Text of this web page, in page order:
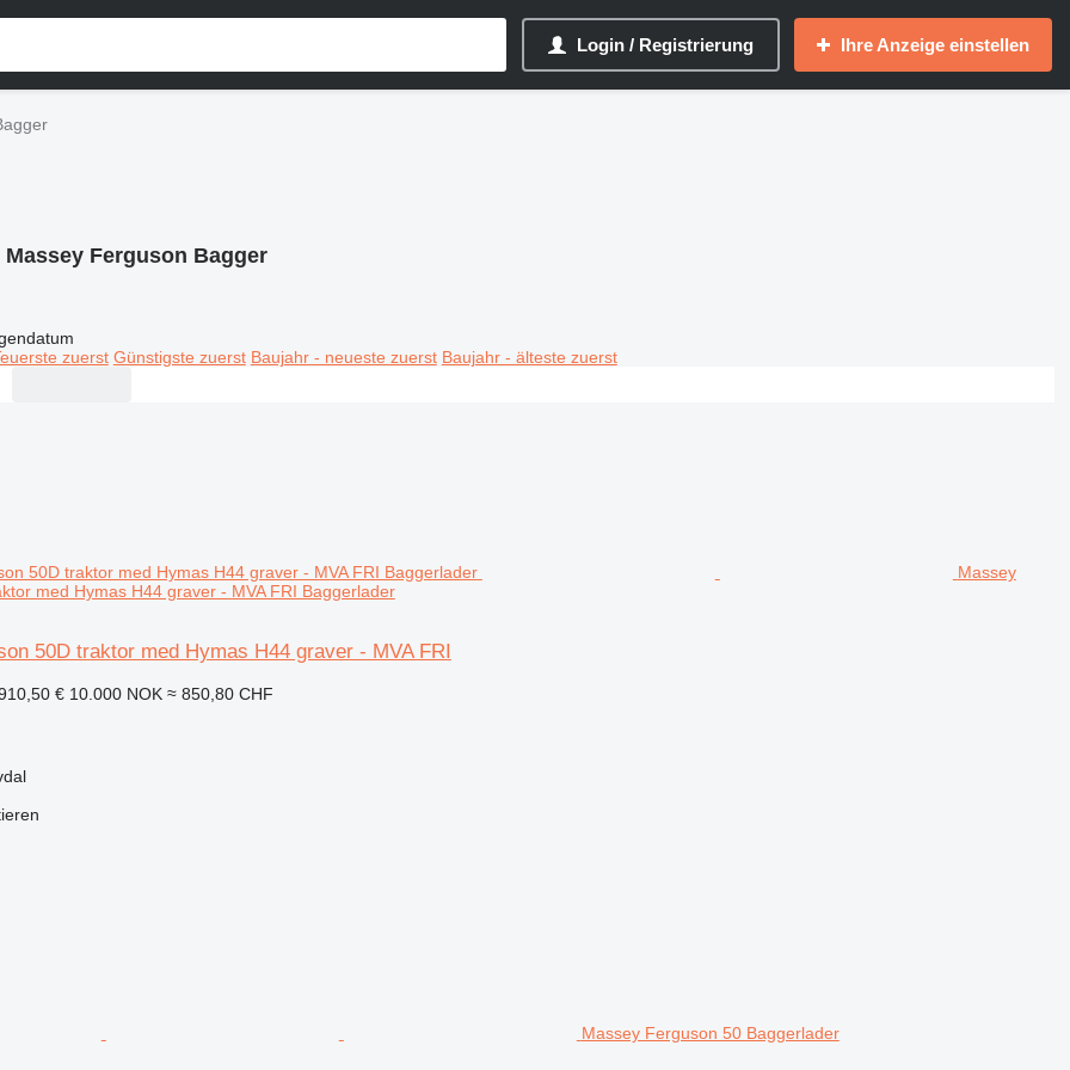
Login / Registrierung Ihre Anzeige einstellen
Massey Ferguson Bagger
zuerst Günstigste zuerst Baujahr - neueste zuerst Baujahr - älteste zuerst
Massey
med Hymas H44 graver - MVA FRI Baggerlader
50D traktor med Hymas H44 graver - MVA FRI
€ 10.000 NOK ≈ 850,80 CHF
Massey Ferguson 50 Baggerlader